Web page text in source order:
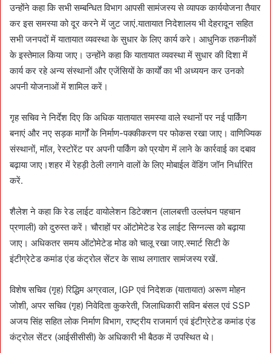
उन्होंने कहा कि सभी सम्बन्धित विभाग आपसी सामंजस्य से व्यापक कार्ययोजना तैयार
कर इस समस्या को दूर करने में जुट जाएं.यातायात निदेशालय भी देहरादून सहित
सभी जनपदों में यातायात व्यवस्था के सुधार के लिए कार्य करे। आधुनिक तकनीकों
के इस्तेमाल किया जाए। उन्होंने कहा कि यातायात व्यवस्था में सुधार की दिशा में
कार्य कर रहे अन्य संस्थानों और एजेंसियों के कार्यों का भी अध्ययन कर उनको
अपनी योजनाओं में शामिल करें।
गृह सचिव ने निर्देश दिए कि अधिक यातायात समस्या वाले स्थानों पर नई पार्किंग
बनाएं और नए सड़क मार्गों के निर्माण-पक्कीकरण पर फोकस रखा जाए। वाणिज्यिक
संस्थानों, मॉल, रेस्टोरेंट पर अपनी पार्किंग को प्रयोग में लाने के कार्रवाई का दबाव
बढ़ाया जाए।शहर में रेहड़ी ठेली लगाने वालों के लिए मोबाईल वेंडिंग जॉन निर्धारित
करें.
शैलेश ने कहा कि रेड लाईट वायोलेशन डिटेक्शन (लालबत्ती उल्लंघन पहचान
प्रणाली) को दुरुस्त करें। चौराहों पर ऑटोमेटेड रेड लाईट सिग्नल्स को बढ़ाया
जाए। अधिकतर समय ऑटोमेटेड मोड को चालू रखा जाए.स्मार्ट सिटी के
इंटीग्रेटेड कमांड एंड कंट्रोल सेंटर के साथ लगातार सामंजस्य रखें.
विशेष सचिव (गृह) रिद्धिम अग्रवाल, IGP एवं निदेशक (यातायात) अरूण मोहन
जोशी, अपर सचिव (गृह) निवेदिता कुकरेती, जिलाधिकारी सविन बंसल एवं SSP
अजय सिंह सहित लोक निर्माण विभाग, राष्ट्रीय राजमार्ग एवं इंटीग्रेटेड कमांड एंड
कंट्रोल सेंटर (आईसीसीसी) के अधिकारी भी बैठक में उपस्थित थे।